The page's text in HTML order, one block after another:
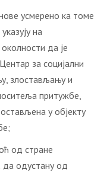
усмерено ка томе
на
да је
за социјални
злостављању и
притужбе,
у објекту
од стране
да одустану од